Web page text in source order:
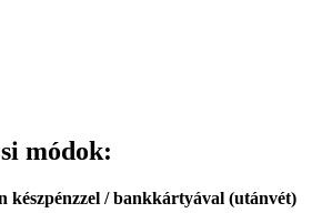
módok:
készpénzzel / bankkártyával (utánvét)